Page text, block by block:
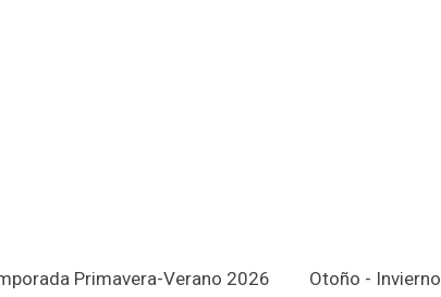
Primavera-Verano 2026 Otoño - Invierno